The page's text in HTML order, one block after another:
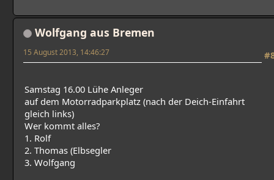
Wolfgang aus Bremen
15 August 2013, 14:46:27
Samstag 16.00 Lühe Anleger
auf dem Motorradparkplatz (nach der Deich-Einfahrt
gleich links)
Wer kommt alles?
1. Rolf
2. Thomas (Elbsegler
3. Wolfgang